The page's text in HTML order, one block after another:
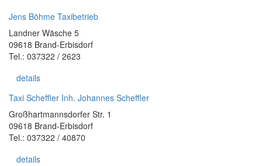
Jens Böhme Taxibetrieb
Landner Wäsche 5
09618 Brand-Erbisdorf
Tel.: 037322 / 2623
details
Taxi Scheffler Inh. Johannes Scheffler
Großhartmannsdorfer Str. 1
09618 Brand-Erbisdorf
Tel.: 037322 / 40870
details